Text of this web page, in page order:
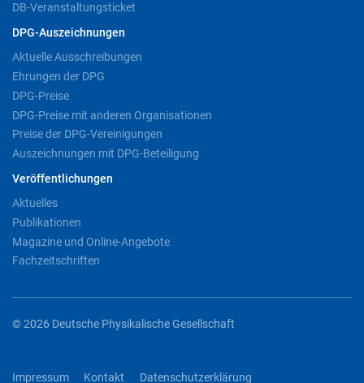
DB-Veranstaltungsticket
DPG-Auszeichnungen
Aktuelle Ausschreibungen
Ehrungen der DPG
DPG-Preise
DPG-Preise mit anderen Organisationen
Preise der DPG-Vereinigungen
Auszeichnungen mit DPG-Beteiligung
Veröffentlichungen
Aktuelles
Publikationen
Magazine und Online-Angebote
Fachzeitschriften
© 2026 Deutsche Physikalische Gesellschaft
Impressum Kontakt Datenschutzerklärung